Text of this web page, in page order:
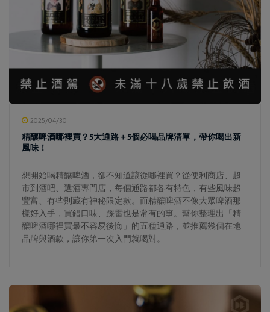
2025/04/30
精釀啤酒哪裡買？5大通路＋5個必喝品牌清單，帶你喝出新
風味！
想開始喝精釀啤酒，卻不知道該從哪裡買？從便利商店、超
市到酒吧、選酒專門店，每個通路都各有特色，有些風味超
豐富、有些則藏有神秘限定款。而精釀啤酒不像大眾啤酒那
樣好入手，買錯口味、踩雷也是常有的事。幫你整理出「精
釀啤酒哪裡買最不容易後悔」的五種通路，並推薦幾個在地
品牌與酒款，讓你第一次入門就喝對。